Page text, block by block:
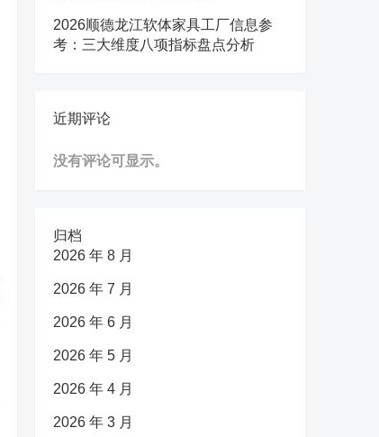
2026顺德龙江软体家具工厂信息参
考：三大维度八项指标盘点分析
近期评论
没有评论可显示。
归档
2026 年 8 月
2026 年 7 月
2026 年 6 月
2026 年 5 月
2026 年 4 月
2026 年 3 月